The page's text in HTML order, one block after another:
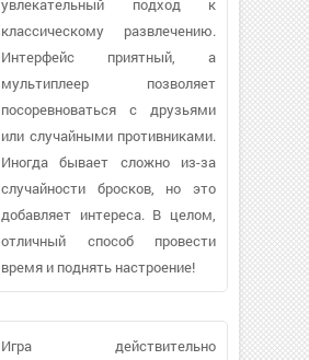
увлекательный подход к
классическому развлечению.
Интерфейс приятный, а
мультиплеер позволяет
посоревноваться с друзьями
или случайными противниками.
Иногда бывает сложно из-за
случайности бросков, но это
добавляет интереса. В целом,
отличный способ провести
время и поднять настроение!
Игра действительно